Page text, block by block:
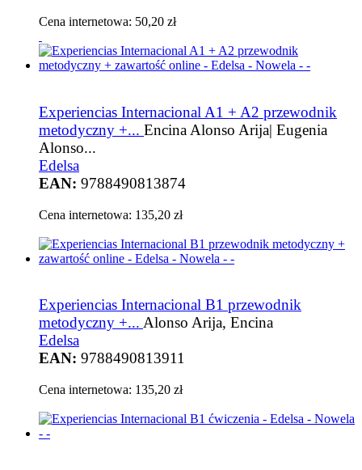
Cena internetowa: 50,20 zł
Experiencias Internacional A1 + A2 przewodnik
metodyczny +... Encina Alonso Arija| Eugenia
Alonso...
Edelsa
EAN: 9788490813874
Cena internetowa: 135,20 zł
Experiencias Internacional B1 przewodnik
metodyczny +... Alonso Arija, Encina
Edelsa
EAN: 9788490813911
Cena internetowa: 135,20 zł